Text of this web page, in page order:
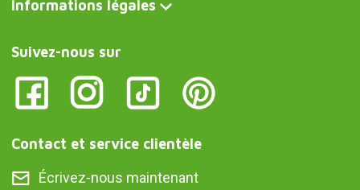
Informations légales
Suivez-nous sur
Contact et service clientèle
Écrivez-nous maintenant